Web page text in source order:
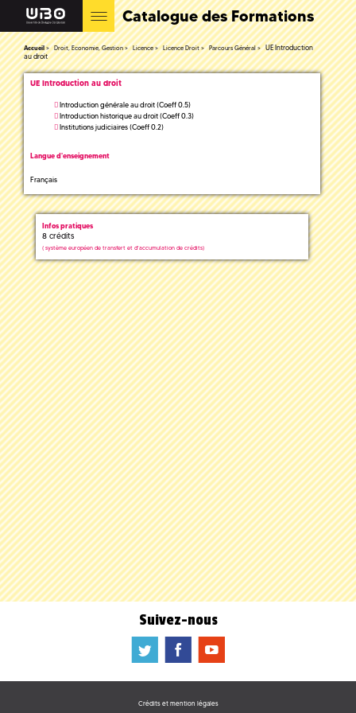
Catalogue des Formations
Accueil Droit, Economie, Gestion Licence Licence Droit Parcours Général
UE Introduction
au droit
UE Introduction au droit
Introduction générale au droit (Coeff 0.5)
Introduction historique au droit (Coeff 0.3)
Institutions judiciaires (Coeff 0.2)
Langue d'enseignement
Français
Infos pratiques
8 crédits
( système européen de transfert et d'accumulation de crédits)
Suivez-nous
a b f
Crédits et mention légales